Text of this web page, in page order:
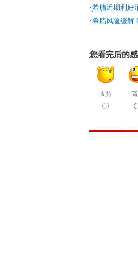
·希腊近期利好
·希腊风险缓解
您看完后的
支持